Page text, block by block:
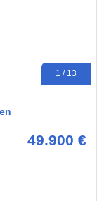
1 / 13
49.900 €